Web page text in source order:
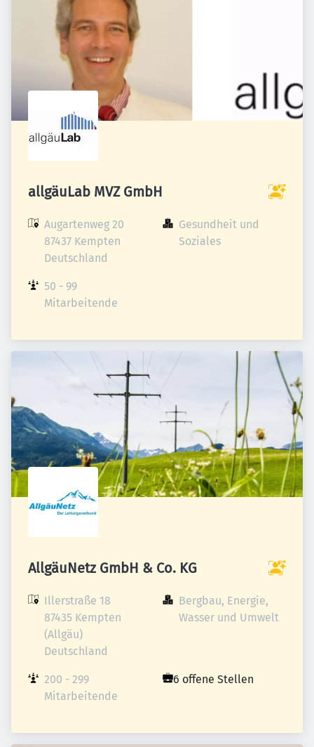
allgäuLab MVZ GmbH
Augartenweg 20
87437 Kempten
Deutschland
Gesundheit und
Soziales
50 - 99
Mitarbeitende
AllgäuNetz GmbH & Co. KG
Illerstraße 18
87435 Kempten
(Allgäu)
Deutschland
Bergbau, Energie,
Wasser und Umwelt
200 - 299
Mitarbeitende
6 offene Stellen